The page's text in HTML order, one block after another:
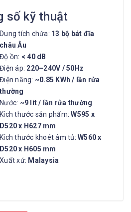
số kỹ thuật
Dung tích chứa: 13 bộ bát đĩa
châu Âu
Độ ồn: < 40 dB
Điện áp: 220–240V / 50Hz
Điện năng: ~0.85 KWh / lần rửa
thường
Nước: ~9 lít / lần rửa thường
Kích thước sản phẩm:W595 x
D520 x H627 mm
Kích thước khoét âm tủ: W560 x
D520 x H605 mm
Xuất xứ: Malaysia